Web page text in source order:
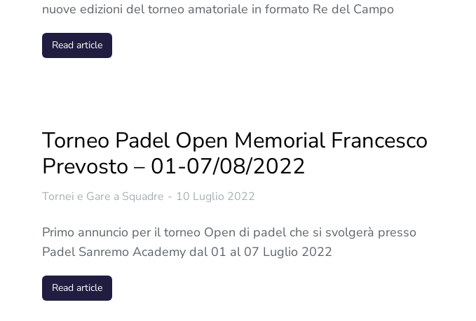
nuove edizioni del torneo amatoriale in formato Re del Campo
Read article
Torneo Padel Open Memorial Francesco
Prevosto – 01-07/08/2022
Tornei e Gare a Squadre 10 Luglio 2022
Primo annuncio per il torneo Open di padel che si svolgerà presso
Padel Sanremo Academy dal 01 al 07 Luglio 2022
Read article